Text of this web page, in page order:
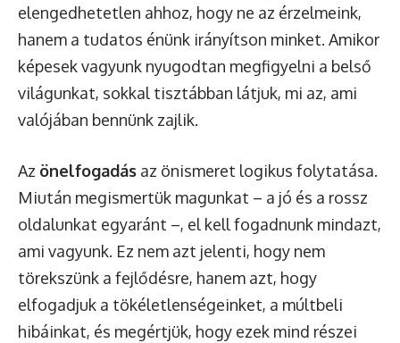
elengedhetetlen ahhoz, hogy ne az érzelmeink,
hanem a tudatos énünk irányítson minket. Amikor
képesek vagyunk nyugodtan megfigyelni a belső
világunkat, sokkal tisztábban látjuk, mi az, ami
valójában bennünk zajlik.
Az önelfogadás az önismeret logikus folytatása.
Miután megismertük magunkat – a jó és a rossz
oldalunkat egyaránt –, el kell fogadnunk mindazt,
ami vagyunk. Ez nem azt jelenti, hogy nem
törekszünk a fejlődésre, hanem azt, hogy
elfogadjuk a tökéletlenségeinket, a múltbeli
hibáinkat, és megértjük, hogy ezek mind részei